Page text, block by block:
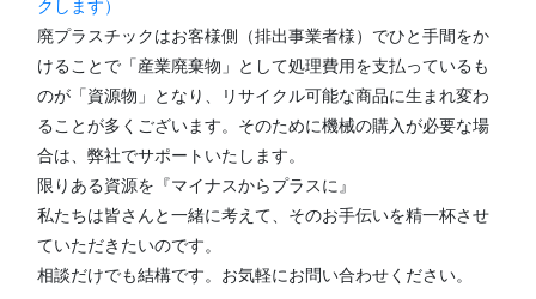
クします）
廃プラスチックはお客様側（排出事業者様）でひと手間をか
けることで「産業廃棄物」として処理費用を支払っているも
のが「資源物」となり、リサイクル可能な商品に生まれ変わ
ることが多くございます。そのために機械の購入が必要な場
合は、弊社でサポートいたします。
限りある資源を『マイナスからプラスに』
私たちは皆さんと一緒に考えて、そのお手伝いを精一杯させ
ていただきたいのです。
相談だけでも結構です。お気軽にお問い合わせください。